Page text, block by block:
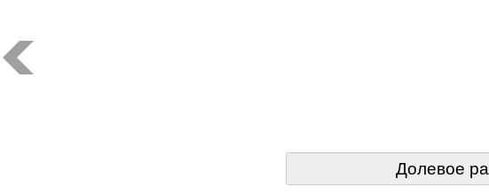
Долевое